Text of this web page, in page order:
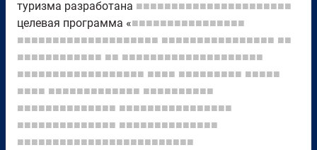
туризма разработана ■■■■■■■■■■■■■■■■■■■■■■
целевая программа «■■■■■■■■■■■■■■■■
■■■■■■■■■■■■■■■■■■■■ ■■■■■■■■■■■■■■■■ ■■
■■■■■■■■■■■■ ■■ ■■■■■■■■■■■■■■■■■■■■
■■■■■■■■■■■■■■■■■■ ■■■■ ■■■■■■■■■ ■■■■■
■■■■ ■■■■■■■■■■■■■ ■■■■■■■■■■
■■■■■■■■■■■■■■ ■■■■■■■■■■■■■■■■
■■■■■■■■■■■■■■ ■■■■■■■■■■■■■■
■■■■■■■■■■■■■■■■■■■■■■■■■